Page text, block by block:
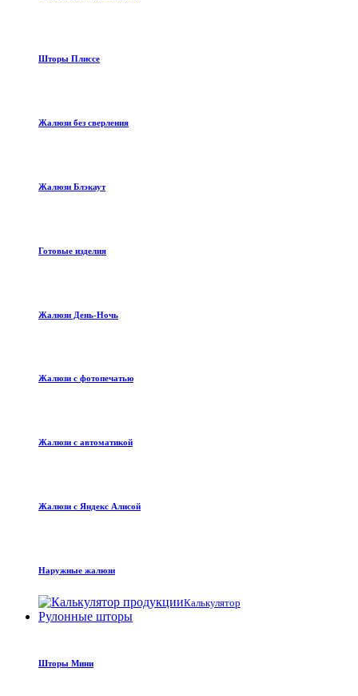
Шторы Плиссе
Жалюзи без сверления
Жалюзи Блэкаут
Готовые изделия
Жалюзи День-Ночь
Жалюзи с фотопечатью
Жалюзи с автоматикой
Жалюзи с Яндекс Алисой
Наружные жалюзи
Калькулятор
Рулонные шторы
Шторы Мини